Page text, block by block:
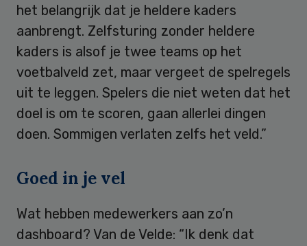
het belangrijk dat je heldere kaders
aanbrengt. Zelfsturing zonder heldere
kaders is alsof je twee teams op het
voetbalveld zet, maar vergeet de spelregels
uit te leggen. Spelers die niet weten dat het
doel is om te scoren, gaan allerlei dingen
doen. Sommigen verlaten zelfs het veld.”
Goed in je vel
Wat hebben medewerkers aan zo’n
dashboard? Van de Velde: “Ik denk dat